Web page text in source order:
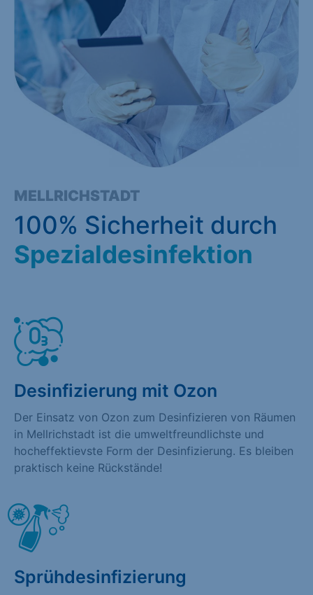
MELLRICHSTADT
100% Sicherheit durch
Spezialdesinfektion
Desinfizierung mit Ozon
Der Einsatz von Ozon zum Desinfizieren von Räumen
in Mellrichstadt ist die umweltfreundlichste und
hocheffektievste Form der Desinfizierung. Es bleiben
praktisch keine Rückstände!
Sprühdesinfizierung